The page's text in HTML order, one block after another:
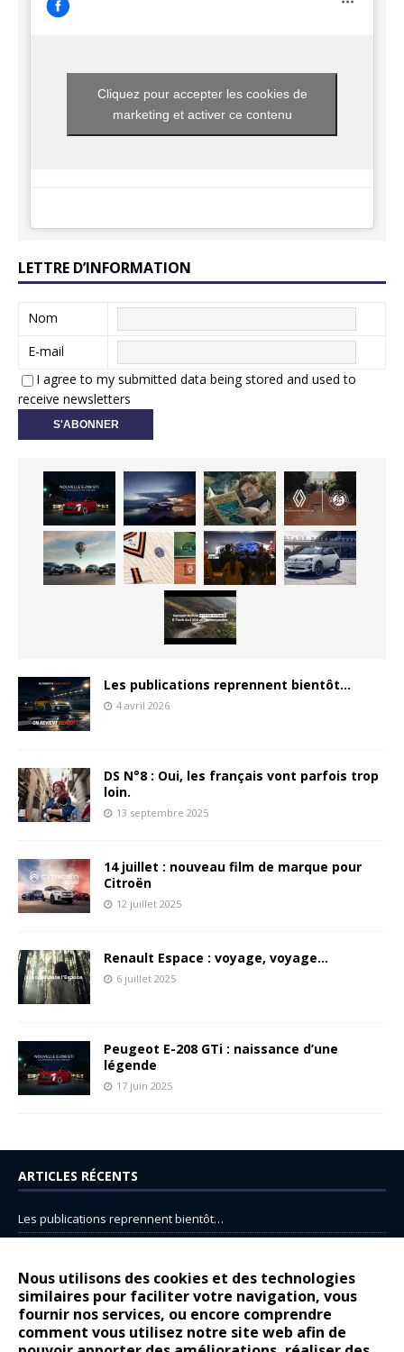
Nous utilisons des cookies et des technologies
similaires pour faciliter votre navigation, vous
fournir nos services, ou encore comprendre
comment vous utilisez notre site web afin de
Cliquez pour accepter les cookies de
marketing et activer ce contenu
LETTRE D’INFORMATION
Nom
E-mail
I agree to my submitted data being stored and used to
receive newsletters
Les publications reprennent bientôt…
4 avril 2026
DS N°8 : Oui, les français vont parfois trop
loin.
13 septembre 2025
14 juillet : nouveau film de marque pour
Citroën
12 juillet 2025
Renault Espace : voyage, voyage…
6 juillet 2025
Peugeot E-208 GTi : naissance d’une
légende
17 juin 2025
ARTICLES RÉCENTS
Les publications reprennent bientôt…
14 juillet : nouveau film de marque pour Citroën
Renault Espace : voyage, voyage…
Peugeot E-208 GTi : naissance d’une légende